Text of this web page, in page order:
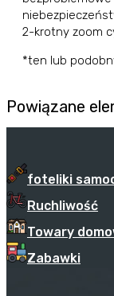
2-krotny zoom
*ten lub
Powiązane
foteliki
Ruchliwość
Towary
Zabawki